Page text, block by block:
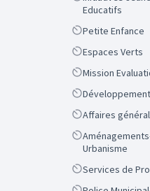
Educatifs
ScopePetite Enfance
ScopeEspaces Verts
ScopeMission
Scope
ScopeAffaires
Scope
Aménagements-Habitat-
Urbanisme
ScopeServices de